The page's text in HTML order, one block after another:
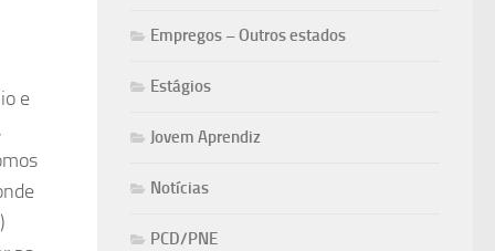
e
Empregos – Outros estados
Estágios
Jovem Aprendiz
Notícias
PCD/PNE